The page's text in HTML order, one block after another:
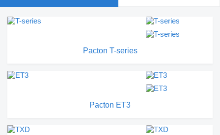
Pacton T-series
Pacton ET3